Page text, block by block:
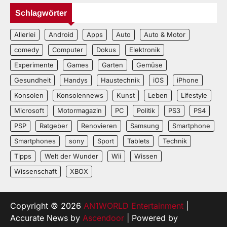
Schlagwörter
Allerlei Android Apps Auto
Auto & Motor
comedy
Computer Dokus
Elektronik
Experimente
Games Garten
Gemüse
Gesundheit
Handys Haustechnik iOS
iPhone
Konsolen
Konsolennews Kunst Leben
Lifestyle
Microsoft
Motormagazin PC Politik PS3
PS4
PSP
Ratgeber Renovieren Samsung
Smartphone
Smartphones
sony Sport Tablets
Technik
Tipps
Welt der Wunder Wii
Wissen
Wissenschaft
XBOX
Copyright © 2026 AN1WORLD Entertainment
Accurate News by Ascendoor | Powered by